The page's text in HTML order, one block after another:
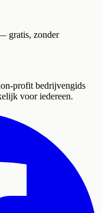
gratis, zonder
profit bedrijvengids
voor iedereen.